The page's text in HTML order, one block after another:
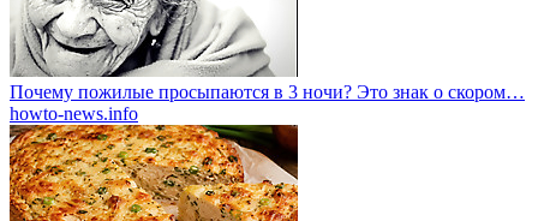
Почему пожилые просыпаются в 3 ночи? Это знак о скором…
howto-news.info